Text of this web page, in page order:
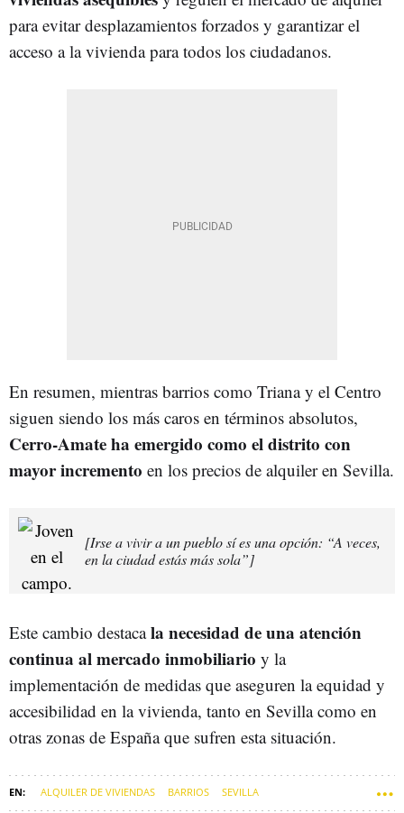
para evitar desplazamientos forzados y garantizar el
acceso a la vivienda para todos los ciudadanos.
En resumen, mientras barrios como Triana y el Centro
siguen siendo los más caros en términos absolutos,
Cerro-Amate ha emergido como el distrito con
mayor incremento en los precios de alquiler en Sevilla.
[Irse a vivir a un pueblo sí es una opción: “A veces,
en la ciudad estás más sola”]
Este cambio destacala necesidad de una atención
continua al mercado inmobiliario y la
implementación de medidas que aseguren la equidad y
accesibilidad en la vivienda, tanto en Sevilla como en
otras zonas de España que sufren esta situación.
ALQUILER DE VIVIENDAS BARRIOS SEVILLA